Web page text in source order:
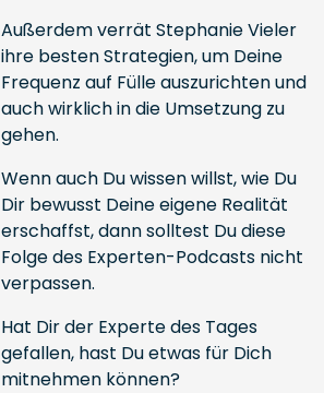
Außerdem verrät Stephanie Vieler
ihre besten Strategien, um Deine
Frequenz auf Fülle auszurichten und
auch wirklich in die Umsetzung zu
gehen.
Wenn auch Du wissen willst, wie Du
Dir bewusst Deine eigene Realität
erschaffst, dann solltest Du diese
Folge des Experten-Podcasts nicht
verpassen.
Hat Dir der Experte des Tages
gefallen, hast Du etwas für Dich
mitnehmen können?